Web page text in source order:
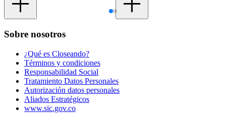
Sobre nosotros
¿Qué es Closeando?
Términos y condiciones
Responsabilidad Social
Tratamiento Datos Personales
Autorización datos personales
Aliados Estratégicos
www.sic.gov.co